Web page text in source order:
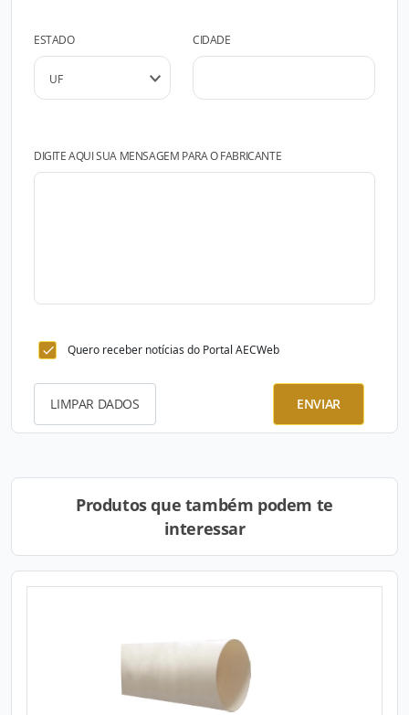
ESTADO CIDADE
DIGITE AQUI SUA MENSAGEM PARA O FABRICANTE
Quero receber notícias do Portal AECWeb
LIMPAR DADOS ENVIAR
Produtos que também podem te
interessar